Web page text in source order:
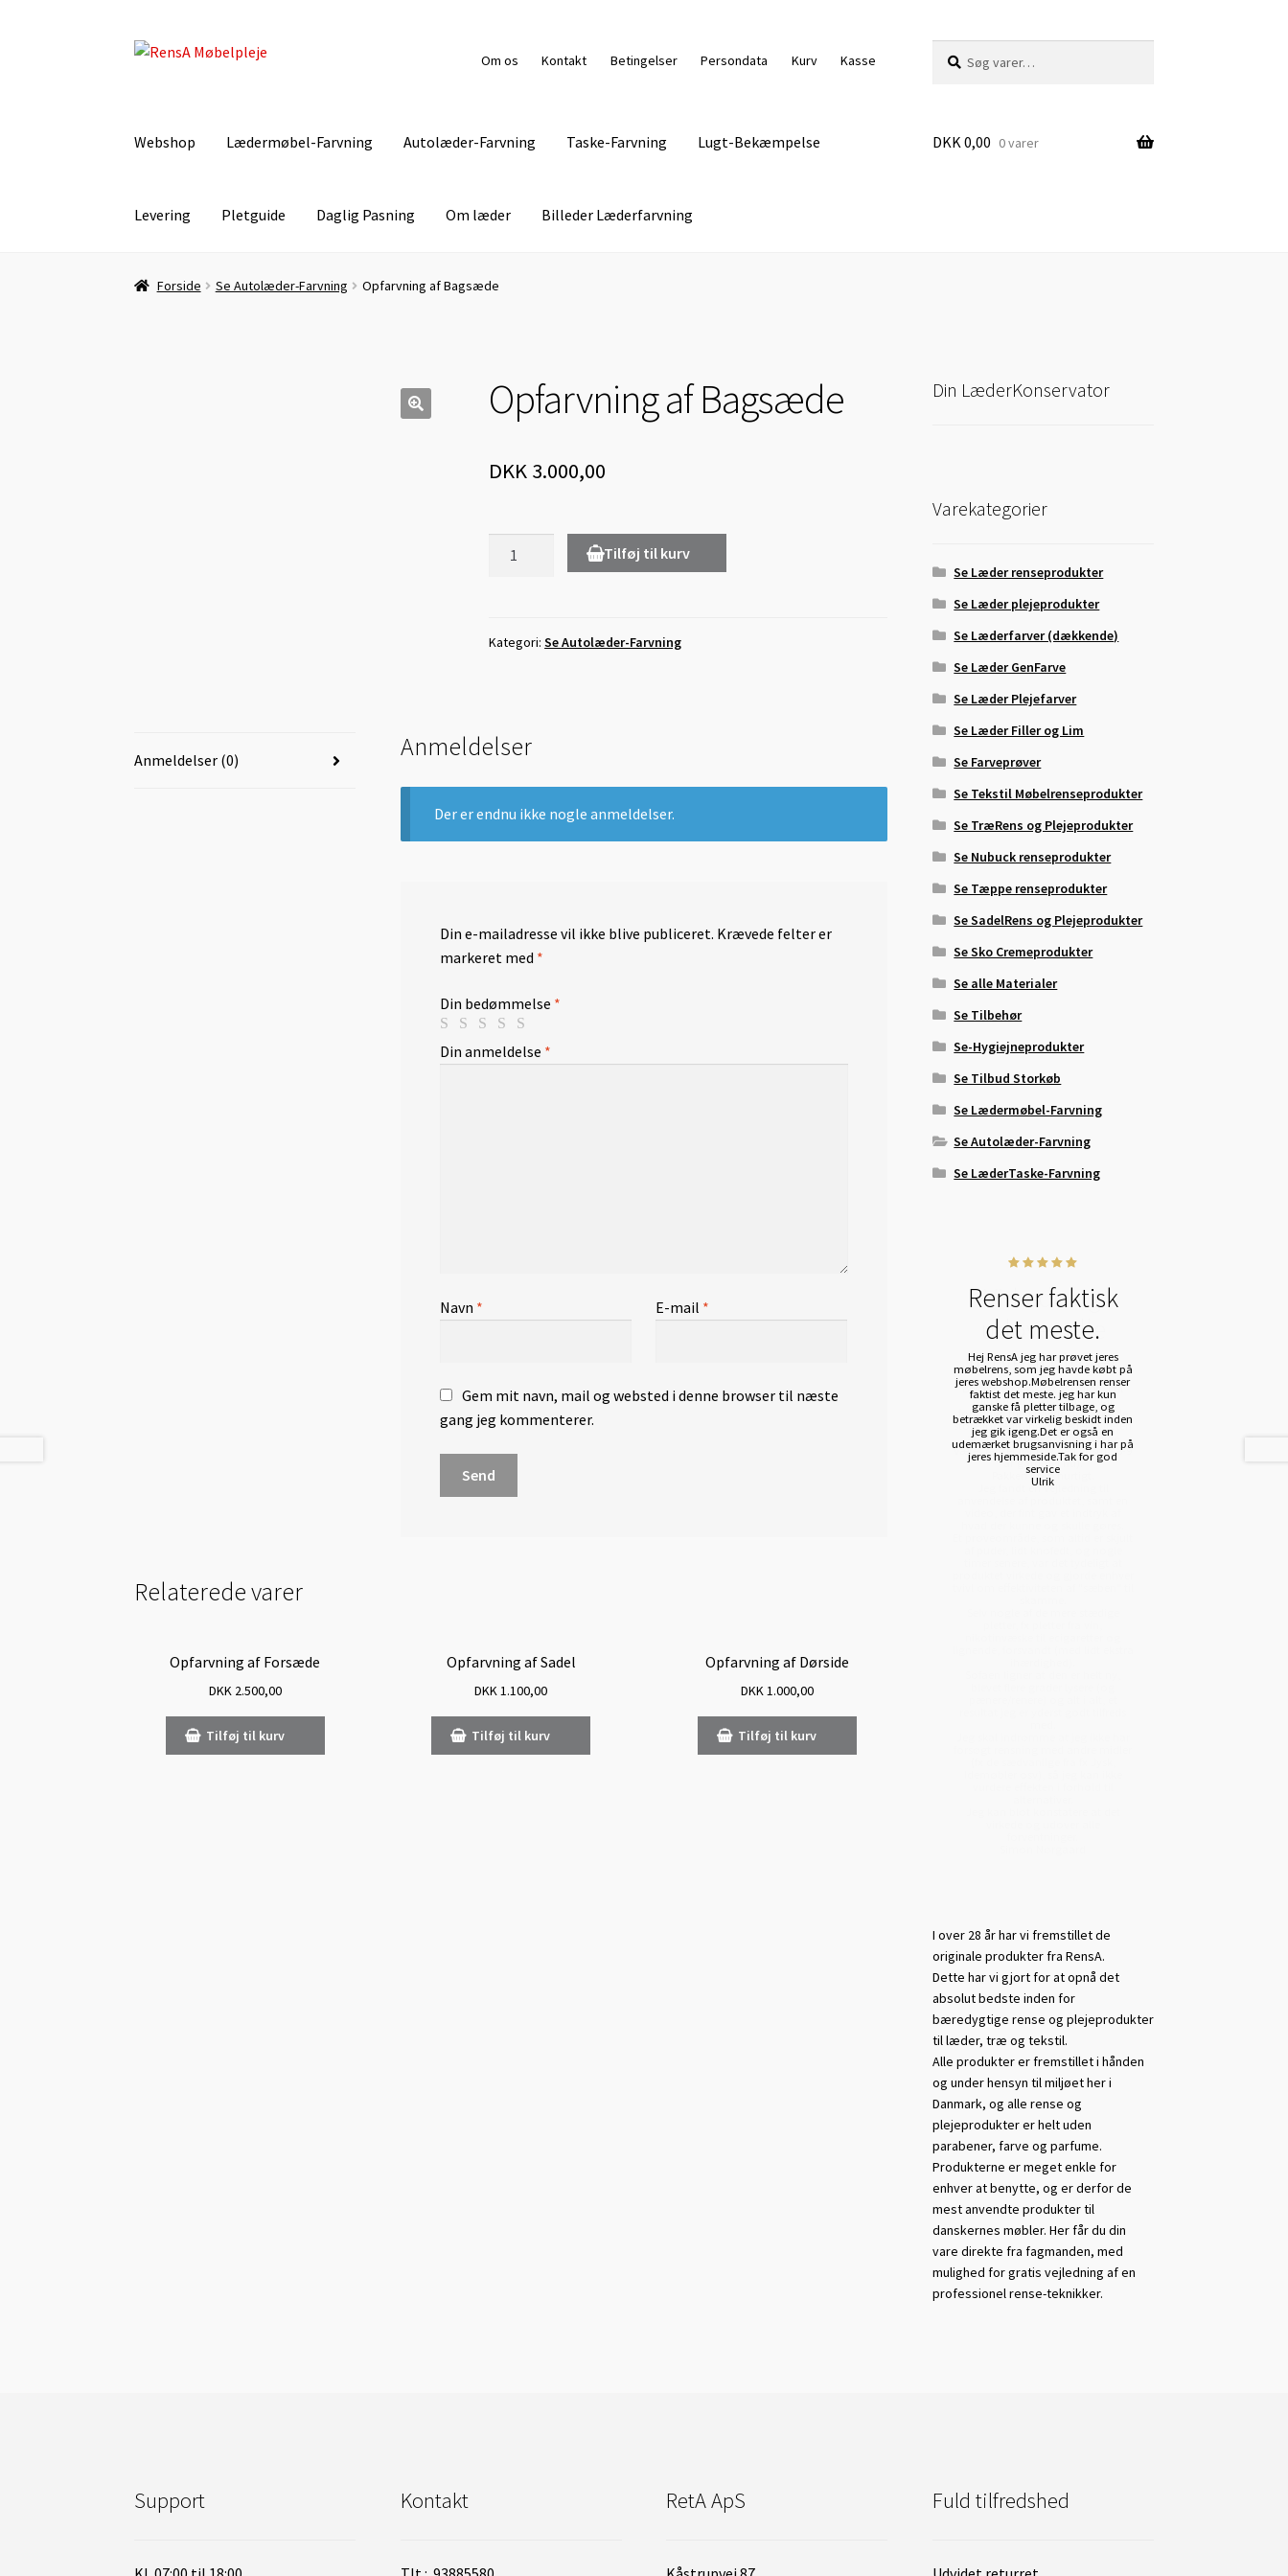
Spring
Spring
Om os Kontakt Betingelser Persondata Kurv Kasse
efter:
Webshop Lædermøbel-Farvning Autolæder-Farvning Taske-Farvning Lugt-Bekæmpelse
Levering Pletguide Daglig Pasning Om læder Billeder Læderfarvning
Forside Autolæder-Farvning Betingelser Daglig Pasning
DKK 0,00 0 varer
Forside Se Autolæder-Farvning Opfarvning af Bagsæde
Opfarvning af Bagsæde
DKK 3.000,00
Tilføj til kurv
Kategori:Se Autolæder-Farvning
Anmeldelser (0) Anmeldelser
Der er endnu ikke nogle anmeldelser.
Din e-mailadresse vil ikke blive publiceret. Krævede felter er
markeret med *
Din bedømmelse *
Din anmeldelse *
Navn * E-mail *
Gem mit navn, mail og websted i denne browser til næste
gang jeg kommenterer.
Relaterede varer
Opfarvning af Forsæde
DKK2.500,00
Tilføj til kurv
Opfarvning af Sadel
DKK1.100,00
Tilføj til kurv
Opfarvning af Dørside
DKK1.000,00
Tilføj til kurv
Din LæderKonservator
Varekategorier
Se Læder renseprodukter
Se Læder plejeprodukter
Se Læderfarver (dækkende)
Se Læder GenFarve
Se Læder Plejefarver
Se Læder Filler og Lim
Se Farveprøver
Se Tekstil Møbelrenseprodukter
Se TræRens og Plejeprodukter
Se Nubuck renseprodukter
Se Tæppe renseprodukter
Se SadelRens og Plejeprodukter
Se Sko Cremeprodukter
Se alle Materialer
Se Tilbehør
Se-Hygiejneprodukter
Se Tilbud Storkøb
Se Lædermøbel-Farvning
Se Autolæder-Farvning
Se LæderTaske-Farvning
Renser faktisk
det meste.
Hej RensA jeg har prøvet jeres
møbelrens, som jeg havde købt på
jeres webshop.Møbelrensen renser
faktist det meste. jeg har kun
ganske få pletter tilbage, og
betrækket var virkelig beskidt inden
jeg gik igeng.Det er også en
udemærket brugsanvisning i har på
jeres hjemmeside.Tak for god
service
Ulrik
I over 28 år har vi fremstillet de
originale produkter fra RensA.
Dette har vi gjort for at opnå det
absolut bedste inden for
bæredygtige rense og plejeprodukter
til læder, træ og tekstil.
Alle produkter er fremstillet i hånden
og under hensyn til miljøet her i
Danmark, og alle rense og
plejeprodukter er helt uden
parabener, farve og parfume.
Produkterne er meget enkle for
enhver at benytte, og er derfor de
mest anvendte produkter til
danskernes møbler. Her får du din
vare direkte fra fagmanden, med
mulighed for gratis vejledning af en
professionel rense-teknikker.
Support Kontakt RetA ApS Fuld tilfredshed